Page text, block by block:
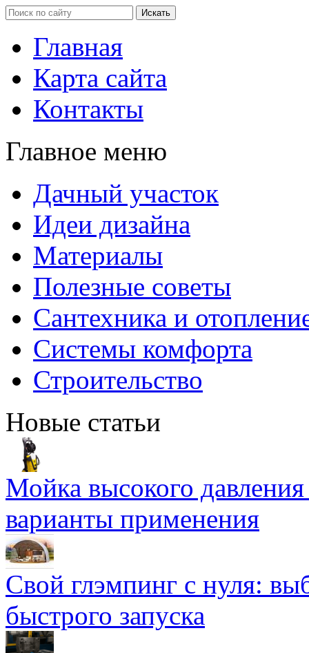
Главная
Карта сайта
Контакты
Главное меню
Дачный участок
Идеи дизайна
Материалы
Полезные советы
Сантехника и
Системы комфорта
Строительство
Новые статьи
Мойка высокого
варианты применения
Свой глэмпинг с нуля:
быстрого запуска